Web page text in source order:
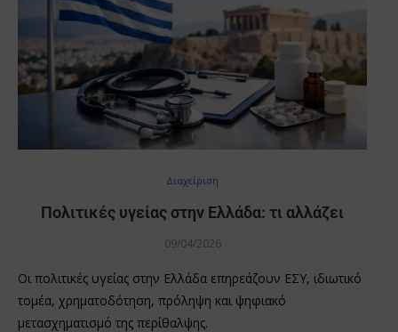
Διαχείριση
Πολιτικές υγείας στην Ελλάδα: τι αλλάζει
09/04/2026
Οι πολιτικές υγείας στην Ελλάδα επηρεάζουν ΕΣΥ, ιδιωτικό
τομέα, χρηματοδότηση, πρόληψη και ψηφιακό
μετασχηματισμό της περίθαλψης.